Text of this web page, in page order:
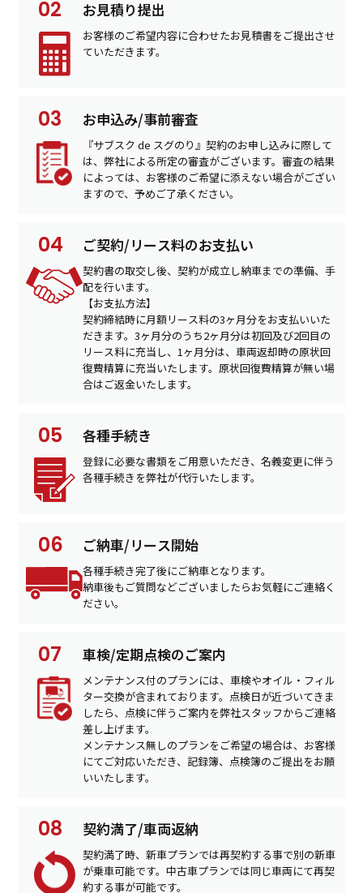
お見積り提出
お客様のご希望内容に合わせたお見積書をご提出させ
ていただきます。
お申込み/事前審査
『サブスク de スグのり』契約のお申し込みに際して
は、弊社による所定の審査がございます。審査の結果
によっては、お客様のご希望に添えない場合がござい
ますので、予めご了承ください。
ご契約/リース料のお支払い
契約書の取交し後、契約が成立し納車までの準備、手
配を行います。
【お支払方法】
契約締結時に月額リース料の3ヶ月分をお支払いいた
だきます。3ヶ月分のうち2ヶ月分は初回及び2回目の
リース料に充当し、1ヶ月分は、車両返却時の原状回
復費精算に充当いたします。原状回復費精算が無い場
合はご返金いたします。
各種手続き
登録に必要な書類をご用意いただき、名義変更に伴う
各種手続きを弊社が代行いたします。
ご納車/リース開始
各種手続き完了後にご納車となります。
納車後もご質問などございましたらお気軽にご連絡く
ださい。
車検/定期点検のご案内
メンテナンス付のプランには、車検やオイル・フィル
ター交換が含まれております。点検日が近づいてきま
したら、点検に伴うご案内を弊社スタッフからご連絡
差し上げます。
メンテナンス無しのプランをご希望の場合は、お客様
にてご対応いただき、記録簿、点検簿のご提出をお願
いいたします。
契約満了/車両返納
契約満了時、新車プランでは再契約する事で別の新車
が乗車可能です。中古車プランでは同じ車両にて再契
約する事が可能です。